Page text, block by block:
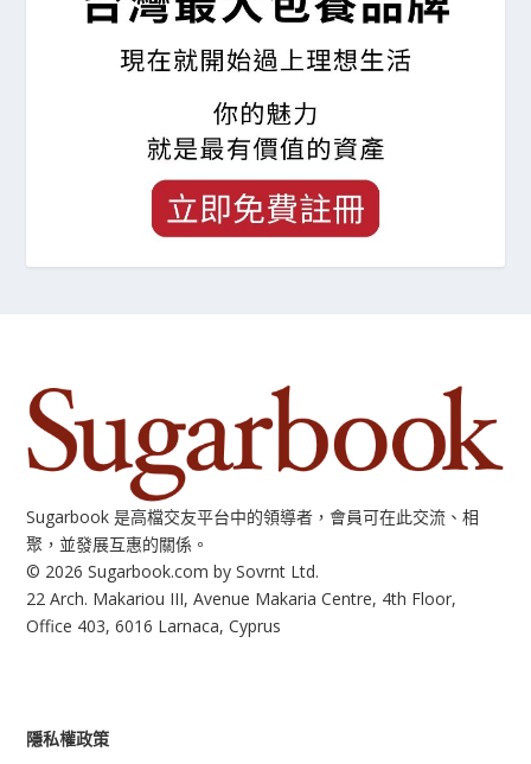
Sugarbook 是高檔交友平台中的領導者，會員可在此交流、相
聚，並發展互惠的關係。
© 2026 Sugarbook.com by Sovrnt Ltd.
22 Arch. Makariou III, Avenue Makaria Centre, 4th Floor,
Office 403, 6016 Larnaca, Cyprus
隱私權政策